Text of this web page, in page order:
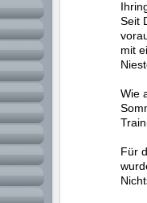
Seit
mit
Wie
Für